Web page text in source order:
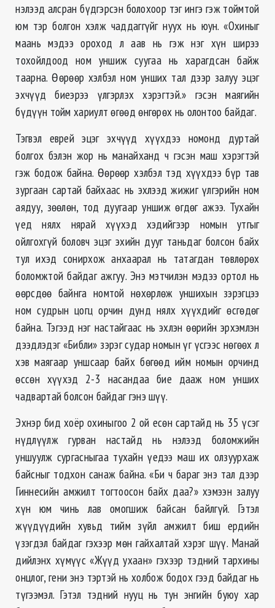
нэлээд алсран бүдгэрсэн болохоор тэг ингэ гэж тоймтой
юм тэр болгон хэлж чаддаггүйг нуух нь юун. «Охиныг
маань мэдээ ороход л аав нь гэж нэг хүн ширээ
тохойлдоод ном уншиж суугаа нь харагдсан байж
таарна. Өөрөөр хэлбэл ном унших тал дээр залуу эцэг
эхчүүд биеэрээ үлгэрлэх хэрэгтэй.» гэсэн маягийн
бүдүүн тойм хариулт өгөөд өнгөрөх нь олонтоо байдаг.
Тэгвэл еврей эцэг эхчүүд хүүхдээ номонд дуртай
болгох бэлэн жор нь манайханд ч гэсэн маш хэрэгтэй
гэж бодож байна. Өөрөөр хэлбэл тэд хүүхдээ бүр тав
зургаан сартай байхаас нь эхлээд жижиг үлгэрийн ном
аядуу, зөөлөн, тод дуугаар уншиж өгдөг ажээ. Тухайн
үед нялх нярай хүүхэд хэдийгээр номын утгыг
ойлгохгүй боловч эцэг эхийн дууг таньдаг болсон байх
тул ихэд сонирхож анхаарал нь татагдан төвлөрөх
боломжтой байдаг ажгуу. Энэ мэтчилэн мэдээ ортол нь
өөрсдөө байнга номтой нөхөрлөж уншихын зэрэгцээ
ном судрын цогц орчин дунд нялх хүүхдийг өсгөдөг
байна. Тэгээд нэг настайгаас нь эхлэн өөрийн эрхэмлэн
дээдлэдэг «Библи» зэрэг судар номын үг үсгээс нөгөөх л
хэв маягаар уншсаар байх бөгөөд ийм номын орчинд
өссөн хүүхэд 2-3 насандаа бие дааж ном унших
чадвартай болсон байдаг гэнэ шүү.
Эхнэр бид хоёр охиныгоо 2 ой есөн сартайд нь 35 үсэг
нүдлүүлж гурван настайд нь нэлээд боломжийн
уншуулж сургасныгаа тухайн үедээ маш их олзуурхаж
байсныг тодхон санаж байна. «Би ч бараг энэ тал дээр
Гиннесийн амжилт тогтоосон байх даа?» хэмээн залуу
хүн юм чинь лав омогшиж байсан байлгүй. Гэтэл
жүүдүүдийн хувьд тийм зүйл амжилт биш ердийн
үзэгдэл байдаг гэхээр мөн гайхалтай хэрэг шүү. Манай
дийлэнх хүмүүс «Жүүд ухаан» гэхээр тэдний тархины
онцлог, гени энэ тэртэй нь холбож бодох гээд байдаг нь
түгээмэл. Гэтэл тэдний нууц нь тун энгийн буюу хар